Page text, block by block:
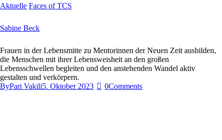
Aktuelle Faces of TCS
Sabine Beck
Frauen in der Lebensmitte zu Mentorinnen der Neuen Zeit ausbilden,
die Menschen mit ihrer Lebensweisheit an den großen
Lebensschwellen begleiten und den anstehenden Wandel aktiv
gestalten und verkörpern.
ByPari Vakili5. Oktober 2023 0Comments